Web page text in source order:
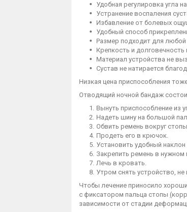
Удобная регулировка угла
Устранение воспаления
Избавление от болевых
Удобный способ
Размер подходит для любой
Крепкость и долговечность
Материал устройства не
Сустав не натирается
Низкая цена приспособления
Отводящий ночной бандаж
Вынуть приспособление из
Надеть шину на большой
Обвить ремень вокруг
Продеть его в крючок.
Установить удобный наклон
Закрепить ремень в
Лечь в кровать.
Утром снять устройство, не
Чтобы лечение приносило
с фиксатором пальца стопы (
зависимости от стадии